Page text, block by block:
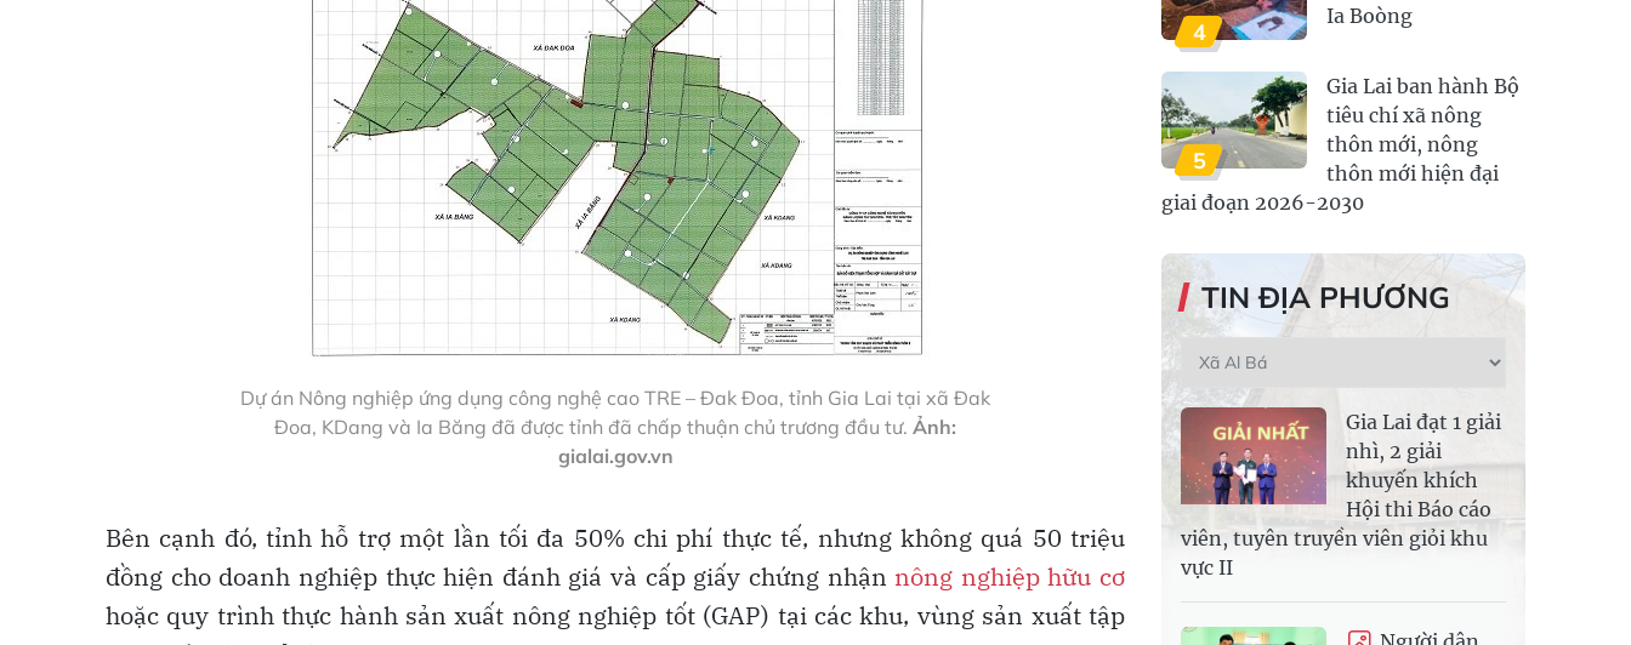
Dự án Nông nghiệp ứng dụng công nghệ cao TRE – Đak Đoa, tỉnh Gia Lai tại xã Đak
Đoa, KDang và Ia Băng đã được tỉnh đã chấp thuận chủ trương đầu tư. Ảnh:
gialai.gov.vn
Bên cạnh đó, tỉnh hỗ trợ một lần tối đa 50% chi phí thực tế, nhưng không quá 50 triệu
đồng cho doanh nghiệp thực hiện đánh giá và cấp giấy chứng nhận nông nghiệp hữu cơ
hoặc quy trình thực hành sản xuất nông nghiệp tốt (GAP) tại các khu, vùng sản xuất tập
4
Ia Boòng
5
Gia Lai ban hành Bộ
tiêu chí xã nông
thôn mới, nông
thôn mới hiện đại
giai đoạn 2026-2030
TIN ĐỊA PHƯƠNG
Gia Lai đạt 1 giải
nhì, 2 giải
khuyến khích
Hội thi Báo cáo
viên, tuyên truyền viên giỏi khu
vực II